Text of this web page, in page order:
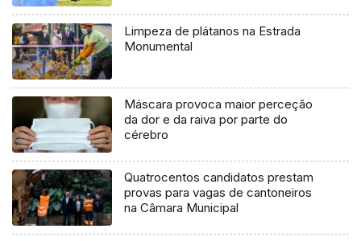
Limpeza de plátanos na Estrada
Monumental
Máscara provoca maior perceção
da dor e da raiva por parte do
cérebro
Quatrocentos candidatos prestam
provas para vagas de cantoneiros
na Câmara Municipal